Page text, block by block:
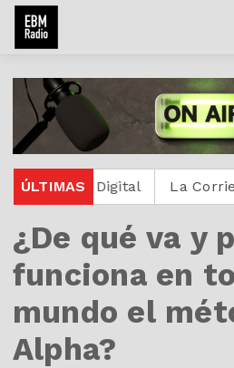
ÚLTIMASDigital La Corriente
¿De qué va y
funciona en
mundo el
Alpha?